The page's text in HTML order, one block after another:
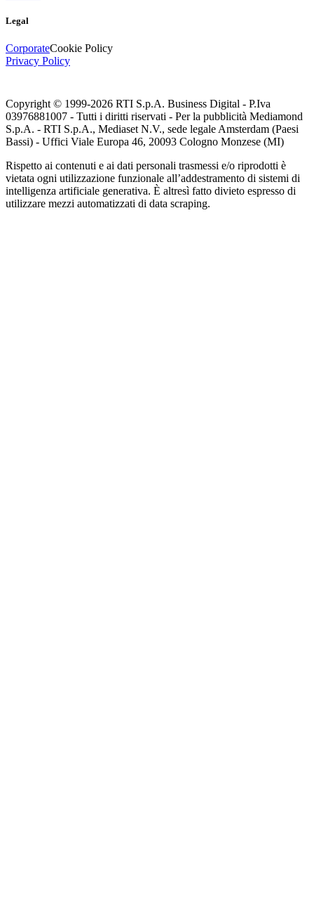
Legal
CorporateCookie Policy
Privacy Policy
Copyright © 1999-2026 RTI S.p.A. Business Digital - P.Iva
03976881007 - Tutti i diritti riservati - Per la pubblicità Mediamond
S.p.A. - RTI S.p.A., Mediaset N.V., sede legale Amsterdam (Paesi
Bassi) - Uffici Viale Europa 46, 20093 Cologno Monzese (MI)
Rispetto ai contenuti e ai dati personali trasmessi e/o riprodotti è
vietata ogni utilizzazione funzionale all’addestramento di sistemi di
intelligenza artificiale generativa. È altresì fatto divieto espresso di
utilizzare mezzi automatizzati di data scraping.